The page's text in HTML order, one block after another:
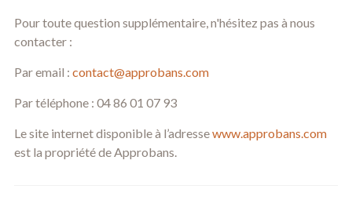
Pour toute question supplémentaire, n'hésitez pas à nous
contacter :
Par email : contact@approbans.com
Par téléphone : 04 86 01 07 93
Le site internet disponible à l’adressewww.approbans.com
est la propriété de Approbans.